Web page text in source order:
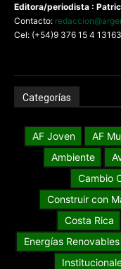
Editora/periodista :
Contacto:
Cel: (+54)9 376 15 4
Categorías
AF Joven AF
Ambiente
Cambio
Construir con
Costa Rica
Energías Renovables